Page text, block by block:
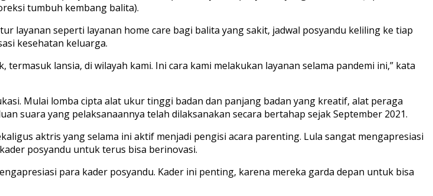
tumbuh kembang balita).
layanan seperti layanan home care bagi balita yang sakit, jadwal posyandu keliling ke tiap
kesehatan keluarga.
lansia, di wilayah kami. Ini cara kami melakukan layanan selama pandemi ini,” kata
Mulai lomba cipta alat ukur tinggi badan dan panjang badan yang kreatif, alat peraga
suara yang pelaksanaannya telah dilaksanakan secara bertahap sejak September 2021.
aktris yang selama ini aktif menjadi pengisi acara parenting. Lula sangat mengapresiasi
posyandu untuk terus bisa berinovasi.
para kader posyandu. Kader ini penting, karena mereka garda depan untuk bisa